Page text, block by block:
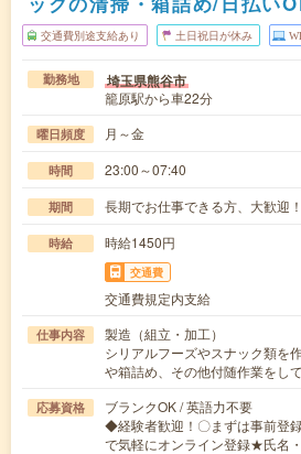
交通費別途支給あり 土日祝日が休み
勤務地 埼玉県熊谷市
籠原駅から車22分
曜日頻度 月～金
時間 23:00～07:40
期間 長期でお仕事できる方、大歓迎！
時給 時給1450円
交通費
交通費規定内支給
仕事内容
製造（組立・加工）
シリアルフーズやスナック類を
や箱詰め、その他付随作業をし
応募資格
ブランクOK / 英語力不要
◆経験者歓迎！〇まずは事前登
で気軽にオンライン登録★氏名